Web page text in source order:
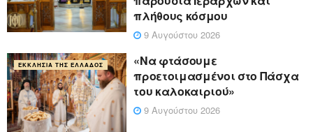
πλήθους κόσμου
9 Αυγούστου 2026
ΕΚΚΛΗΣΊΑ ΤΗΣ ΕΛΛΆΔΟΣ
«Να φτάσουμε
προετοιμασμένοι στο Πάσχα
του καλοκαιριού»
9 Αυγούστου 2026